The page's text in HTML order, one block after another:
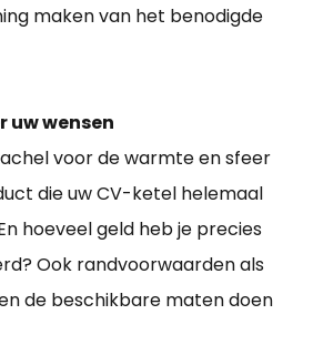
maken van het benodigde
uw wensen
voor de warmte en sfeer
die uw CV-ketel helemaal
hoeveel geld heb je precies
Ook randvoorwaarden als
de beschikbare maten doen